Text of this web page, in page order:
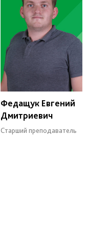
Федащук Евгений
Дмитриевич
Старший преподаватель